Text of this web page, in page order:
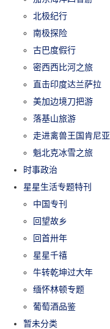
北极纪行
南极探险
古巴度假行
密西西比河之旅
直击印度达兰萨拉
美加边境刀把游
落基山旅游
走进禽兽王国肯尼亚
魁北克冰雪之旅
时事政治
星星生活专题特刊
中国专刊
回望故乡
回首卅年
星星千禧
牛转乾坤过大年
缅怀林顿专题
葡萄酒品鉴
暂未分类